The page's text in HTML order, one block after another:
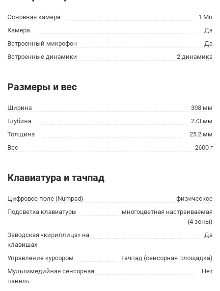
Основная камера
1 Мп
Камера
Да
Встроенный микрофон
Да
Встроенные динамики
2 динамика
Размеры и вес
Ширина
398 мм
Глубина
273 мм
Толщина
25.2 мм
Вес
2600 г
Клавиатура и тачпад
Цифровое поле (Numpad)
физическое
Подсветка клавиатуры
многоцветная настраиваемая
(4 зоны)
Заводская «кириллица» на
клавишах
Да
Управление курсором
тачпад (сенсорная площадка)
Мультимедийная сенсорная
панель
Нет